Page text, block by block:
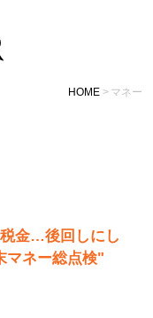
HOME マネー
金…後回しにし
マネー総点検"